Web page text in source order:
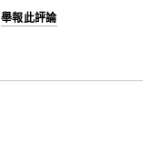
舉報此評論